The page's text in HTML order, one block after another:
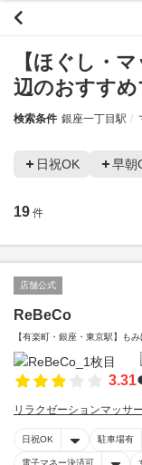
【ほぐし・
辺のおすす
検索条件 銀座一丁目駅
日祝OK 早朝
19 件
店舗公式
ReBeCo
【有楽町・銀座・東京駅】も
3.31
リラクゼーションマッサ
日祝OK 駐車場有
電子マネー決済可